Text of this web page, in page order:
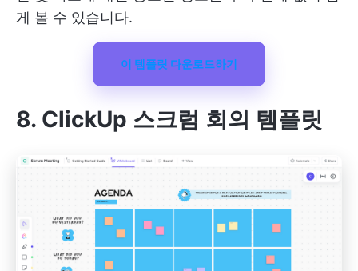
게 볼 수 있습니다.
이 템플릿 다운로드하기
8. ClickUp 스크럼 회의 템플릿